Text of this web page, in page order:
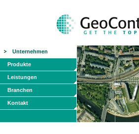
Unternehmen
Produkte
Leistungen
Branchen
Kontakt